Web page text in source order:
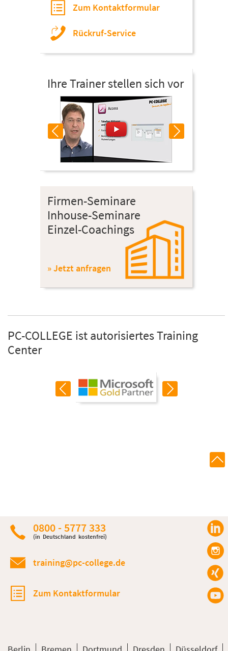
Zum Kontaktformular
Rückruf-Service
Ihre Trainer stellen sich vor
Firmen-Seminare
Inhouse-Seminare
Einzel-Coachings
» Jetzt anfragen
PC-COLLEGE ist autorisiertes Training
Center
0800 - 5777 333
(in Deutschland kostenfrei)
training@pc-college.de
Zum Kontaktformular